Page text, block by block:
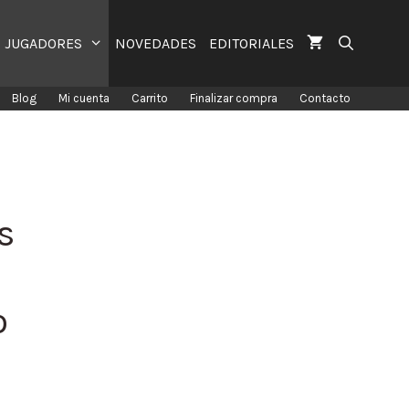
JUGADORES NOVEDADES EDITORIALES
Blog Mi cuenta Carrito Finalizar compra Contacto